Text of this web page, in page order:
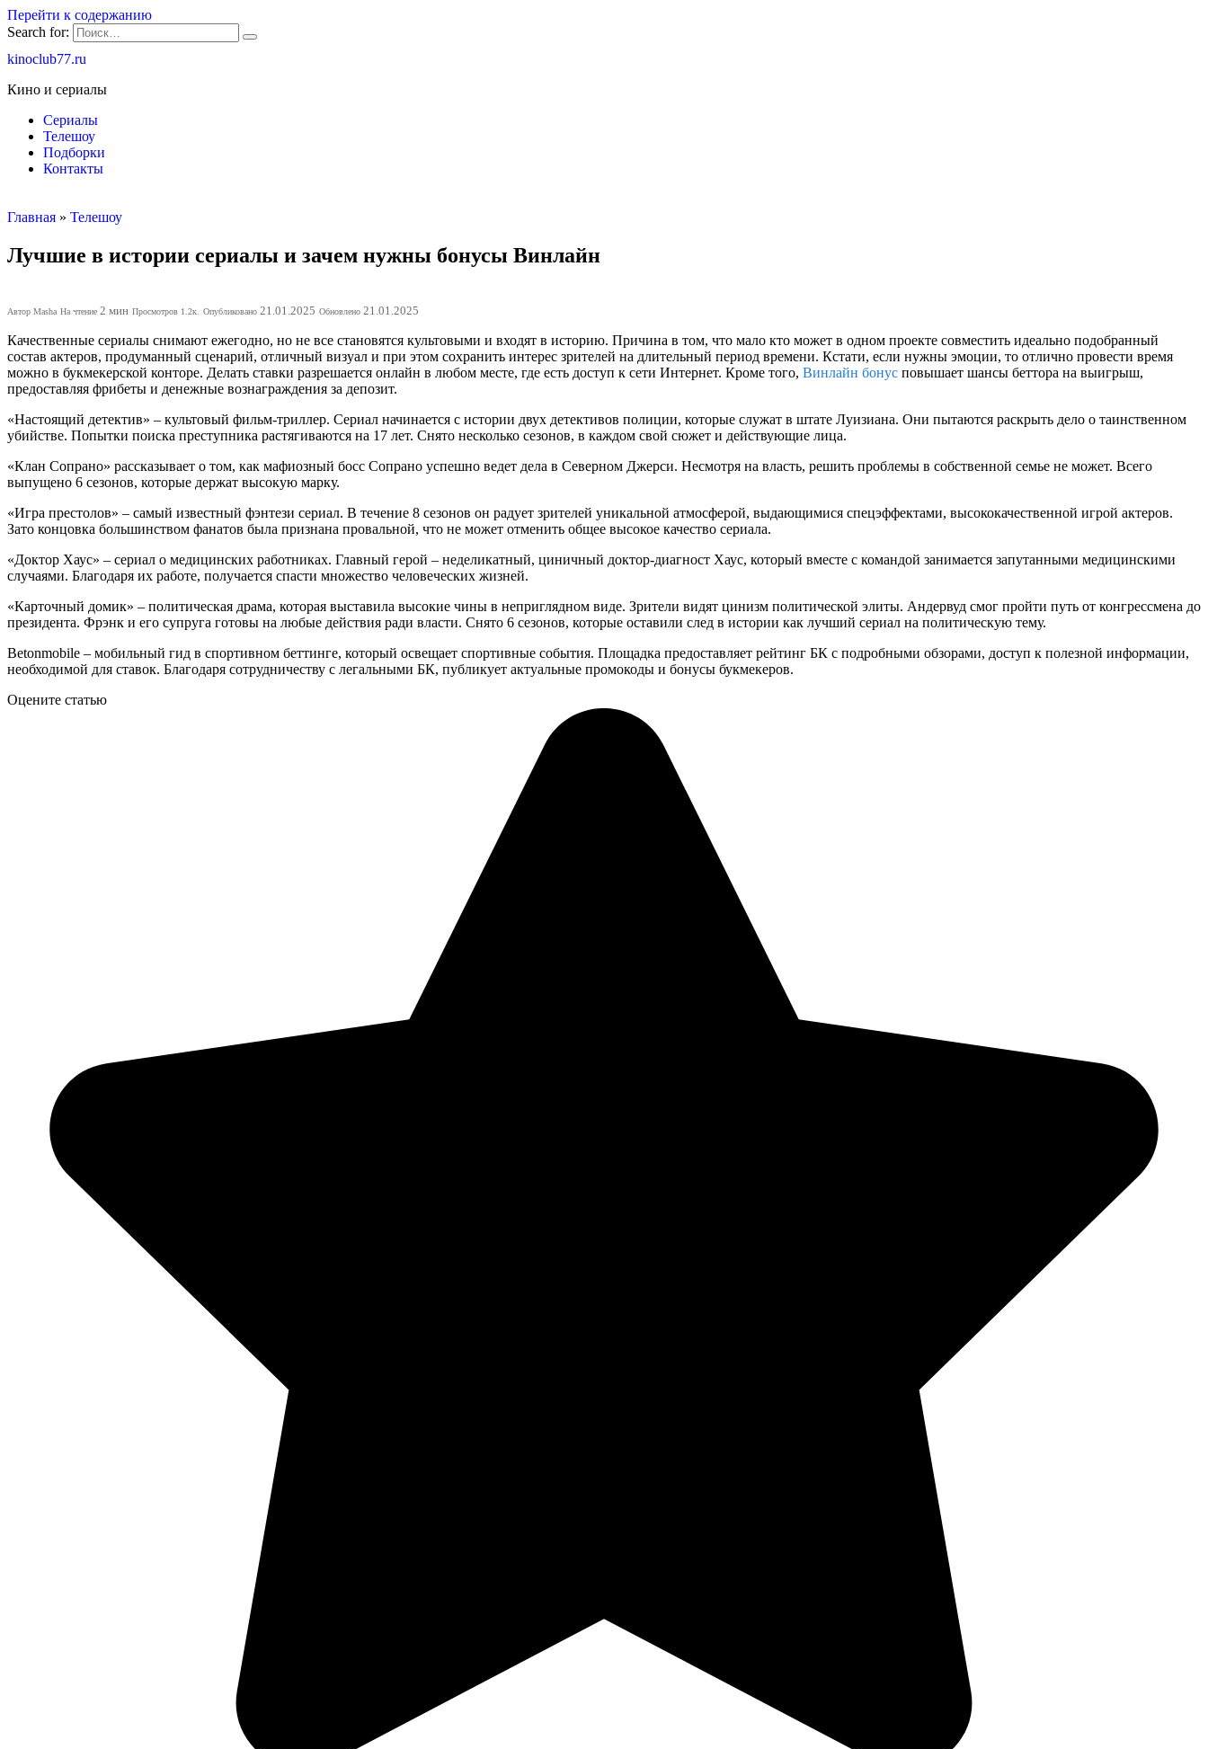
Перейти к содержанию
Search for:
kinoclub77.ru
Кино и сериалы
Сериалы
Телешоу
Подборки
Контакты
Главная » Телешоу
Лучшие в истории сериалы и зачем нужны бонусы Винлайн
Автор Masha На чтение 2 мин Просмотров 1.2к. Опубликовано 21.01.2025 Обновлено 21.01.2025
Качественные сериалы снимают ежегодно, но не все становятся культовыми и входят в историю. Причина в том, что мало кто может в одном проекте совместить идеально подобранный
состав актеров, продуманный сценарий, отличный визуал и при этом сохранить интерес зрителей на длительный период времени. Кстати, если нужны эмоции, то отлично провести время
можно в букмекерской конторе. Делать ставки разрешается онлайн в любом месте, где есть доступ к сети Интернет. Кроме того, Винлайн бонус повышает шансы беттора на выигрыш,
предоставляя фрибеты и денежные вознаграждения за депозит.
«Настоящий детектив» – культовый фильм-триллер. Сериал начинается с истории двух детективов полиции, которые служат в штате Луизиана. Они пытаются раскрыть дело о таинственном
убийстве. Попытки поиска преступника растягиваются на 17 лет. Снято несколько сезонов, в каждом свой сюжет и действующие лица.
«Клан Сопрано» рассказывает о том, как мафиозный босс Сопрано успешно ведет дела в Северном Джерси. Несмотря на власть, решить проблемы в собственной семье не может. Всего
выпущено 6 сезонов, которые держат высокую марку.
«Игра престолов» – самый известный фэнтези сериал. В течение 8 сезонов он радует зрителей уникальной атмосферой, выдающимися спецэффектами, высококачественной игрой актеров.
Зато концовка большинством фанатов была признана провальной, что не может отменить общее высокое качество сериала.
«Доктор Хаус» – сериал о медицинских работниках. Главный герой – неделикатный, циничный доктор-диагност Хаус, который вместе с командой занимается запутанными медицинскими
случаями. Благодаря их работе, получается спасти множество человеческих жизней.
«Карточный домик» – политическая драма, которая выставила высокие чины в неприглядном виде. Зрители видят цинизм политической элиты. Андервуд смог пройти путь от конгрессмена до
президента. Фрэнк и его супруга готовы на любые действия ради власти. Снято 6 сезонов, которые оставили след в истории как лучший сериал на политическую тему.
Betonmobile – мобильный гид в спортивном беттинге, который освещает спортивные события. Площадка предоставляет рейтинг БК с подробными обзорами, доступ к полезной информации,
необходимой для ставок. Благодаря сотрудничеству с легальными БК, публикует актуальные промокоды и бонусы букмекеров.
Оцените статью